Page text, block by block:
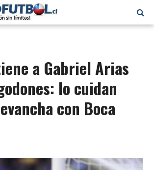
a Gabriel Arias
lo cuidan
con Boca